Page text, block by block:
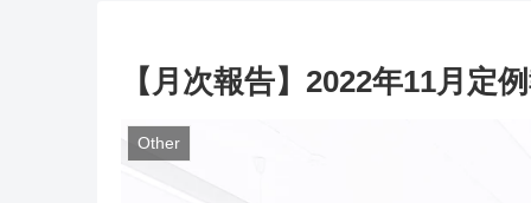
【月次報告】2022年11月定
Other